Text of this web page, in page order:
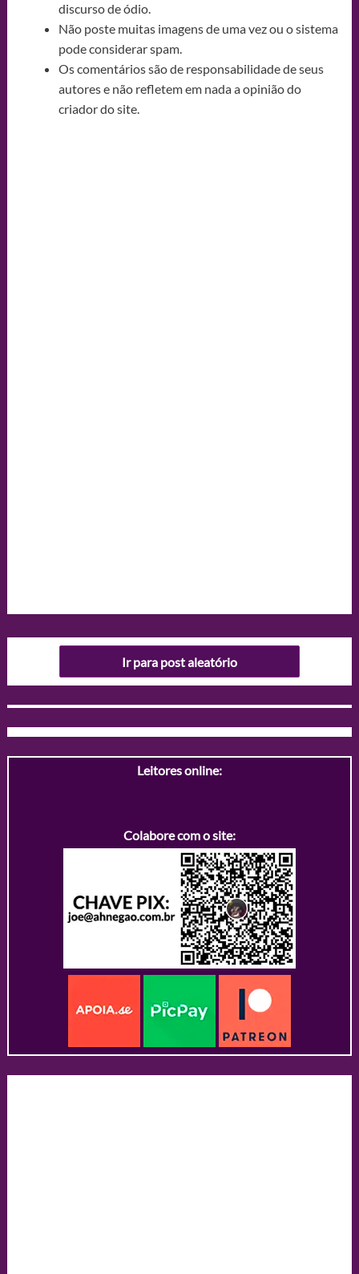
discurso de ódio.
Não poste muitas imagens de uma vez ou o sistema
pode considerar spam.
Os comentários são de responsabilidade de seus
autores e não refletem em nada a opinião do
criador do site.
Ir para post aleatório
Leitores online:
Colabore com o site: